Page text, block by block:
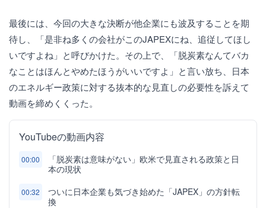
最後には、今回の大きな決断が他企業にも波及することを期
待し、「是非ね多くの会社がこのJAPEXにね、追従してほし
いですよね」と呼びかけた。その上で、「脱炭素なんてバカ
なことはほんとやめたほうがいいですよ」と言い放ち、日本
のエネルギー政策に対する抜本的な見直しの必要性を訴えて
動画を締めくくった。
YouTubeの動画内容
00:00
「脱炭素は意味がない」欧米で見直される政策と日
本の現状
00:32
ついに日本企業も気づき始めた「JAPEX」の方針転
換